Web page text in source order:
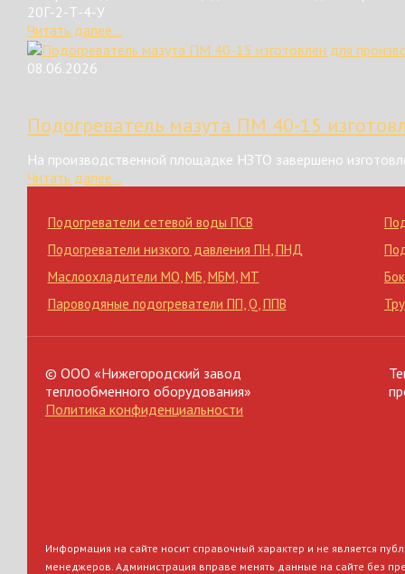
20Г-2-Т-4-У
Читать далее...
08.06.2026
Подогреватель мазута ПМ 40-15
На производственной площадке НЗТО завершено
Читать далее...
Подогреватели сетевой воды ПСВ
Подогреватели низкого давления ПН,ПНД
Маслоохладители МО,МБ,МБМ,МТ
Пароводяные подогреватели ПП,Q,ППВ
© ООО «Нижегородский завод
теплообменного оборудования»
Политика конфиденциальности
Информация на сайте носит справочный характер и не является
менеджеров. Администрация вправе менять данные на сайте без